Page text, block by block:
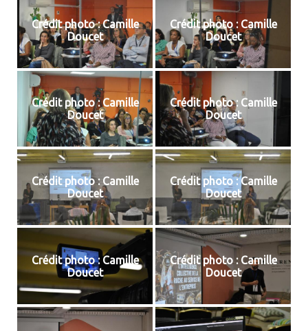
Crédit photo : Camille
Doucet
Crédit photo : Camille
Doucet
Crédit photo : Camille
Doucet
Crédit photo : Camille
Doucet
Crédit photo : Camille
Doucet
Crédit photo : Camille
Doucet
Crédit photo : Camille
Doucet
Crédit photo : Camille
Doucet